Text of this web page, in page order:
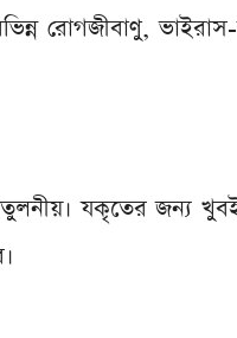
রোগজীবাণু,
যকৃতের জন্য